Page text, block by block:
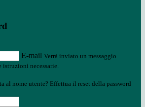
E-mail Verrà inviato un messaggio
necessarie.
al nome utente? Effettua il reset della password